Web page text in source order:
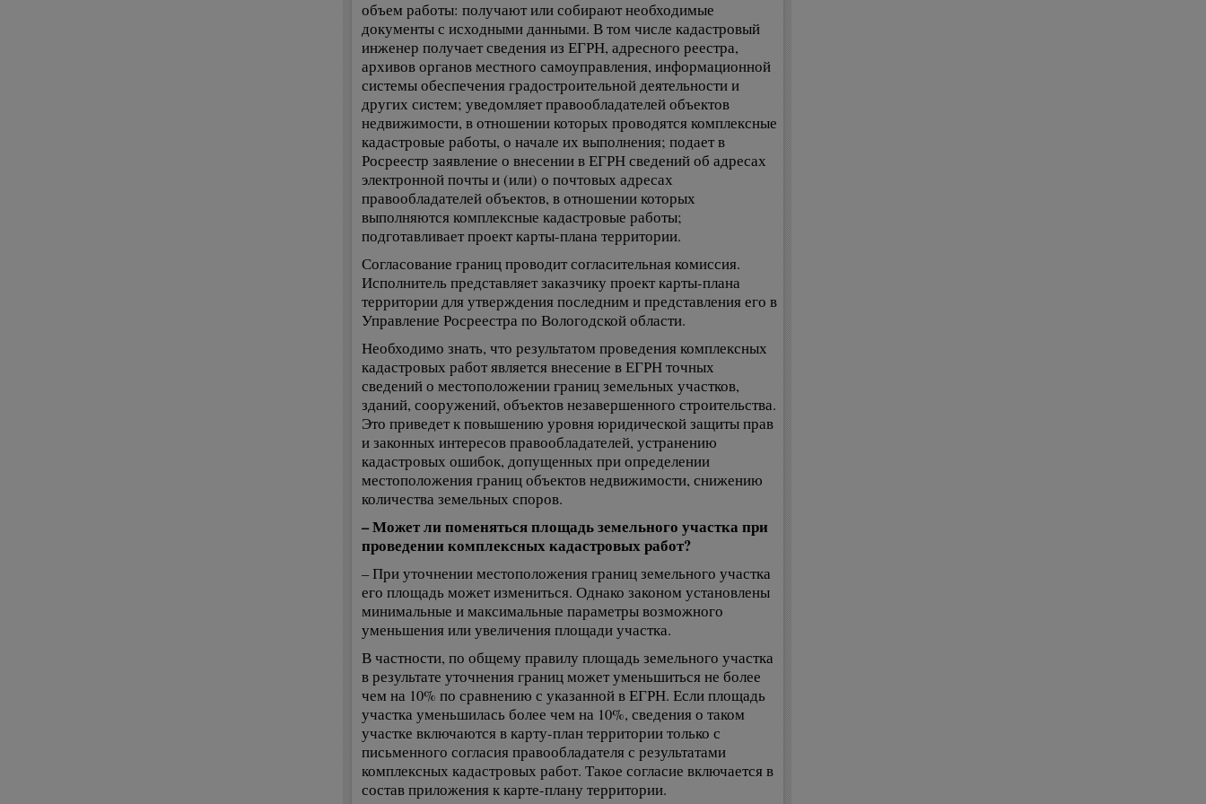
объем работы: получают или собирают необходимые
документы с исходными данными. В том числе кадастровый
инженер получает сведения из ЕГРН, адресного реестра,
архивов органов местного самоуправления, информационной
системы обеспечения градостроительной деятельности и
других систем; уведомляет правообладателей объектов
недвижимости, в отношении которых проводятся комплексные
кадастровые работы, о начале их выполнения; подает в
Росреестр заявление о внесении в ЕГРН сведений об адресах
электронной почты и (или) о почтовых адресах
правообладателей объектов, в отношении которых
выполняются комплексные кадастровые работы;
подготавливает проект карты-плана территории.
Согласование границ проводит согласительная комиссия.
Исполнитель представляет заказчику проект карты-плана
территории для утверждения последним и представления его в
Управление Росреестра по Вологодской области.
Необходимо знать, что результатом проведения комплексных
кадастровых работ является внесение в ЕГРН точных
сведений о местоположении границ земельных участков,
зданий, сооружений, объектов незавершенного строительства.
Это приведет к повышению уровня юридической защиты прав
и законных интересов правообладателей, устранению
кадастровых ошибок, допущенных при определении
местоположения границ объектов недвижимости, снижению
количества земельных споров.
– Может ли поменяться площадь земельного участка при
проведении комплексных кадастровых работ?
– При уточнении местоположения границ земельного участка
его площадь может измениться. Однако законом установлены
минимальные и максимальные параметры возможного
уменьшения или увеличения площади участка.
В частности, по общему правилу площадь земельного участка
в результате уточнения границ может уменьшиться не более
чем на 10% по сравнению с указанной в ЕГРН. Если площадь
участка уменьшилась более чем на 10%, сведения о таком
участке включаются в карту-план территории только с
письменного согласия правообладателя с результатами
комплексных кадастровых работ. Такое согласие включается в
состав приложения к карте-плану территории.